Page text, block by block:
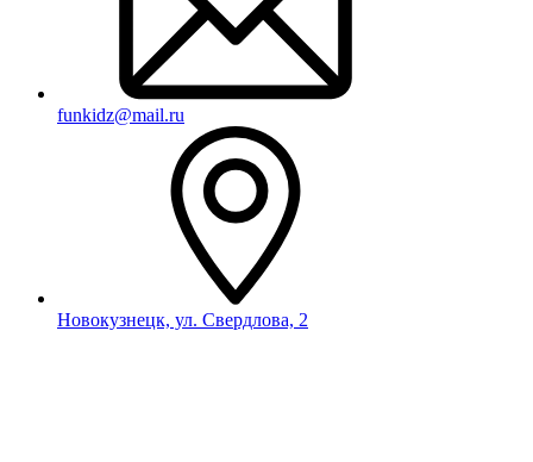
funkidz@mail.ru
Новокузнецк, ул. Свердлова, 2